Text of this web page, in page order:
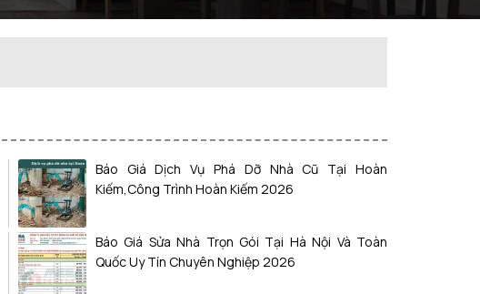
Báo Giá Dịch Vụ Phá Dỡ Nhà Cũ Tại Hoàn
Kiếm,Công Trình Hoàn Kiếm 2026
Báo Giá Sửa Nhà Trọn Gói Tại Hà Nội Và Toàn
Quốc Uy Tín Chuyên Nghiệp 2026